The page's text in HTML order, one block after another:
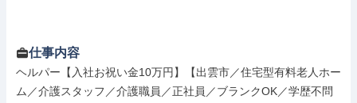
仕事内容
ヘルパー【入社お祝い金10万円】【出雲市／住宅型有料老人ホー
ム／介護スタッフ／介護職員／正社員／ブランクOK／学歴不問